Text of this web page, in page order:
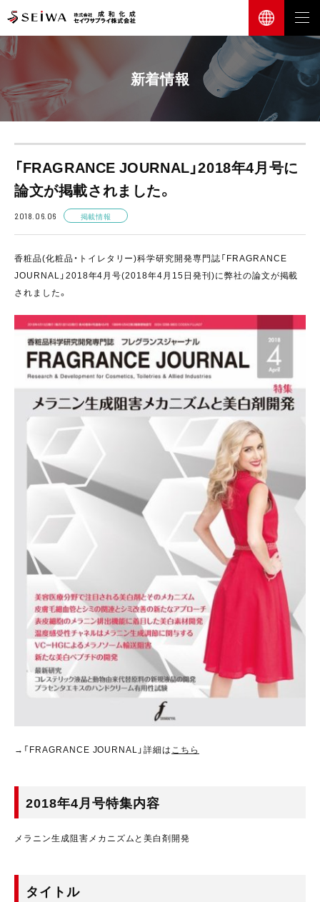
新着情報
「FRAGRANCE JOURNAL」2018年4月号に
論文が掲載されました。
2018.06.06 掲載情報
香粧品(化粧品・トイレタリー)科学研究開発専門誌「FRAGRANCE
JOURNAL」2018年4月号(2018年4月15日発刊)に弊社の論文が掲載
されました。
→「FRAGRANCE JOURNAL」詳細はこちら
2018年4月号特集内容
メラニン生成阻害メカニズムと美白剤開発
タイトル